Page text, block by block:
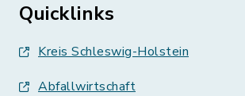
Quicklinks
Kreis Schleswig-Holstein
Abfallwirtschaft